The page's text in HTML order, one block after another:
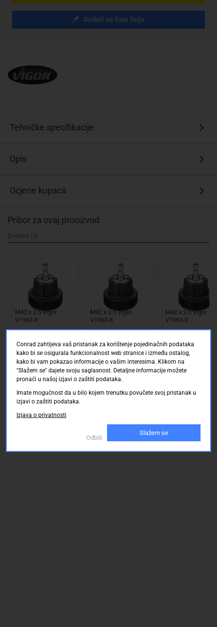
Dodati na listu želja
Tehničke specifikacije
Opis
Ocjene kupaca
Pribor za ovaj prooizvod
Dodatni (3)
M42 x 2.5 Vigor
V1963-8
Dostupno online
Dostava: 15.08.2026 d
o 21.08.2026
M42 x 2.5 Vigor
V1963-8
Dostupno online
Dostava: 15.08.2026 d
o 21.08.2026
M42 x 2.5 Vigor
V1963-8
Dostupno online
Dostava:
o 21.08.2026
Conrad zahtijeva vaš pristanak za korištenje pojedinačnih podataka
kako bi se osigurala funkcionalnost web stranice i između ostalog,
kako bi vam pokazao informacije o vašim interesima. Klikom na
"Slažem se" dajete svoju saglasnost. Detaljne informacije možete
pronaći u našoj izjavi o zaštiti podataka.
Imate mogućnost da u bilo kojem trenutku povučete svoj pristanak u
izjavi o zaštiti podataka.
Izjava o privatnosti
Odbiti
Slažem se